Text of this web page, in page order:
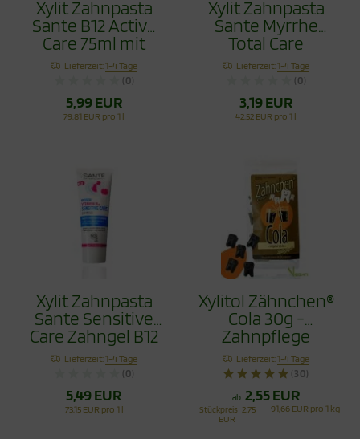
Xylit Zahnpasta
Sante B12 Active
Care 75ml mit
Flourid
Lieferzeit:1-4 Tage
(0)
5,99 EUR
79,81 EUR pro 1 l
Xylit Zahnpasta
Sante Myrrhe
Total Care
Fluoridfrei 75ml
Lieferzeit:1-4 Tage
(0)
3,19 EUR
42,52 EUR pro 1 l
Xylit Zahnpasta
Sante Sensitive
Care Zahngel B12
75ml ohne Flourid
Lieferzeit:1-4 Tage
(0)
5,49 EUR
73,15 EUR pro 1 l
Xylitol Zähnchen®
Cola 30g -
Zahnpflege
Bonbons
Lieferzeit:1-4 Tage
(30)
ab 2,55 EUR
Stückpreis 2,75
EUR
91,66 EUR pro 1 kg